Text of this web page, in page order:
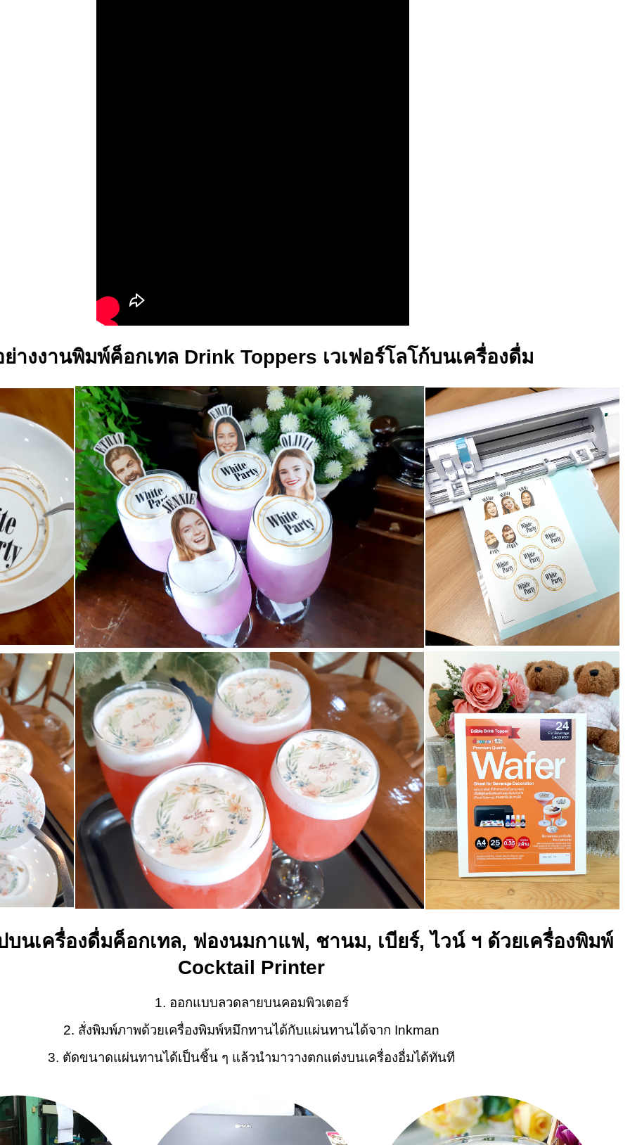
างงานพิมพ์ค็อกเทล Drink Toppers เวเฟอร์โลโก้บนเครื่องดื่ม
บนเครื่องดื่มค็อกเทล, ฟองนมกาแฟ, ชานม, เบียร์, ไวน์ ฯ ด้วยเครื่องพิมพ์
Cocktail Printer
1. ออกแบบลวดลายบนคอมพิวเตอร์
2. สั่งพิมพ์ภาพด้วยเครื่องพิมพ์หมึกทานได้กับแผ่นทานได้จาก Inkman
3. ตัดขนาดแผ่นทานได้เป็นชิ้น ๆ แล้วนำมาวางตกแต่งบนเครื่องอื่มได้ทันที